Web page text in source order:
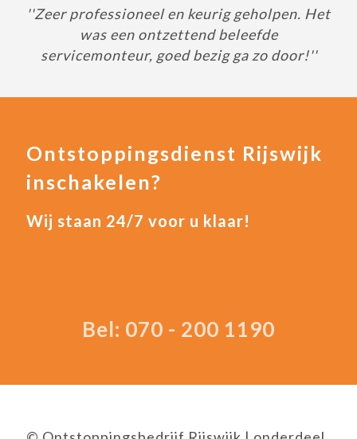
''Zeer professioneel en keurig geholpen. Het
was een ontzettend beleefde
servicemonteur, goed bezig ga zo door!''
Ontstoppingsdienst Rijswijk
inschakelen?
Wij staan 24/7 voor u klaar!
Bel: 070 - 200 1190